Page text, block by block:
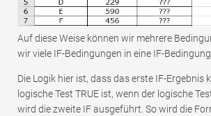
Auf diese Weise können wir mehrere
wir viele IF-Bedingungen in eine IF-
Die Logik hier ist, dass das erste IF-Ergebnis
logische Test TRUE ist, wenn der logische
wird die zweite IF ausgeführt. So wird die